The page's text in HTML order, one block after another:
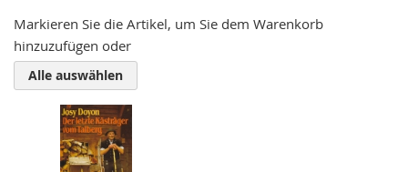
Zusammenfassung
Bewertung
Markieren Sie die Artikel, um Sie dem Warenkorb
hinzuzufügen oder
Alle auswählen